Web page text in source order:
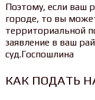
Поэтому, если ваш
городе, то вы
территориальной
заявление в ваш
суд.Госпошлина
КАК ПОДАТЬ